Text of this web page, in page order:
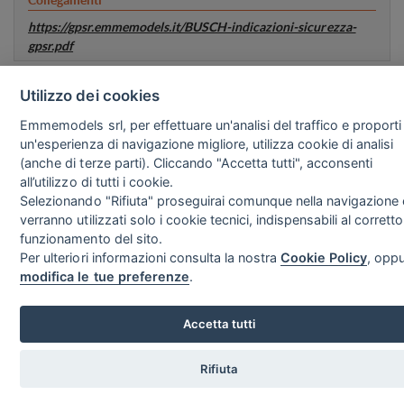
https://gpsr.emmemodels.it/BUSCH-indicazioni-sicurezza-
gpsr.pdf
Contatti
Via Brianza 10
20843 Verano Brianza (MB)
tel. +39 0362.906.540
info@emmemodels.it
P.IVA/CF IT09071540968
REA MB–1901603
Copyright©2026 - EMMEMODELS srl -Privacy-Cookie -
Preferenze Cookie
Sito Web
Utilizzo dei cookies
Emmemodels srl, per effettuare un'analisi del traffico e proporti
un'esperienza di navigazione migliore, utilizza cookie di analisi
(anche di terze parti). Cliccando "Accetta tutti", acconsenti
all’utilizzo di tutti i cookie.
Selezionando "Rifiuta" proseguirai comunque nella navigazione
verranno utilizzati solo i cookie tecnici, indispensabili al corretto
funzionamento del sito.
Per ulteriori informazioni consulta la nostra Cookie Policy,
modifica le tue preferenze.
Accetta tutti
Rifiuta